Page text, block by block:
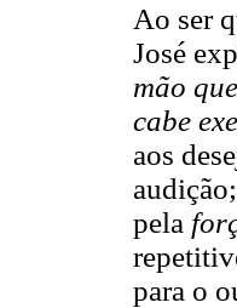
Ao ser
José
mão
cabe
aos
pela
para o